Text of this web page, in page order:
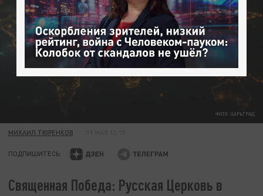
ФОТО: ЦАРЬГРАД
МИХАИЛ ТЮРЕНКОВ
ПОДПИШИТЕСЬ:
Священная Победа: Русская Церковь в